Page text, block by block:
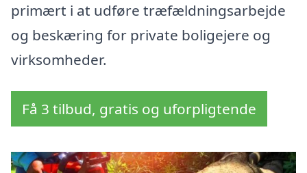
primært i at udføre træfældningsarbejde
og beskæring for private boligejere og
virksomheder.
Få 3 tilbud, gratis og uforpligtende